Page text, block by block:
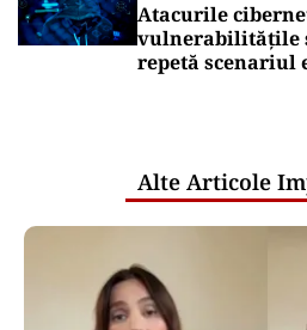
Atacurile
vulnerabilitățile
repetă scenariul
Alte Articole